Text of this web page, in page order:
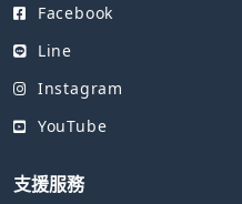
Facebook
Line
Instagram
YouTube
支援服務